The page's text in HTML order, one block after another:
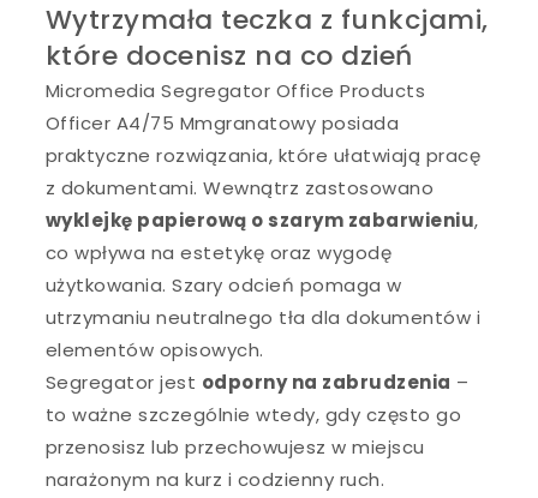
Wytrzymała teczka z funkcjami,
które docenisz na co dzień
Micromedia Segregator Office Products
Officer A4/75 Mmgranatowy posiada
praktyczne rozwiązania, które ułatwiają pracę
z dokumentami. Wewnątrz zastosowano
wyklejkę papierową o szarym zabarwieniu,
co wpływa na estetykę oraz wygodę
użytkowania. Szary odcień pomaga w
utrzymaniu neutralnego tła dla dokumentów i
elementów opisowych.
Segregator jest odporny na zabrudzenia –
to ważne szczególnie wtedy, gdy często go
przenosisz lub przechowujesz w miejscu
narażonym na kurz i codzienny ruch.